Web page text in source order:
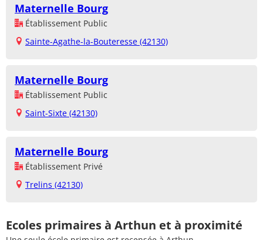
Maternelle Bourg
Établissement Public
Sainte-Agathe-la-Bouteresse (42130)
Maternelle Bourg
Établissement Public
Saint-Sixte (42130)
Maternelle Bourg
Établissement Privé
Trelins (42130)
Ecoles primaires à Arthun et à proximité